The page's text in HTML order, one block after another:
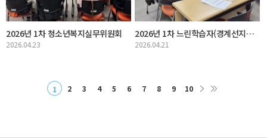
2026년 1차 청소년복지실무위원회
2026.04.23
2026년 1차 느린학습자(경계선지능청소년) 지원사업 아웃리치 실시
2026.04.21
1 2 3 4 5 6 7 8 9 10